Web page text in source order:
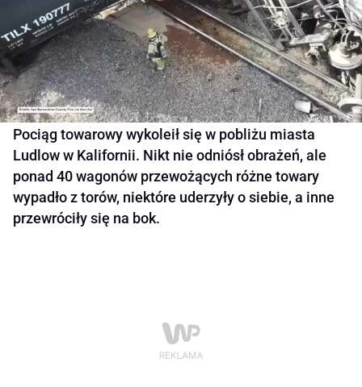
Pociąg towarowy wykoleił się w pobliżu miasta
Ludlow w Kalifornii. Nikt nie odniósł obrażeń, ale
ponad 40 wagonów przewożących różne towary
wypadło z torów, niektóre uderzyły o siebie, a inne
przewróciły się na bok.